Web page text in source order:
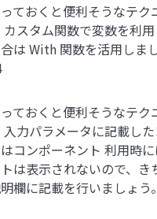
ておくと便利そうなテク
カスタム関数で変数を利
は With 関数を活用しまし
ておくと便利そうなテク
入力パラメータに記載し
はコンポーネント 利用時
は表示されないので、き
欄に記載を行いましょう